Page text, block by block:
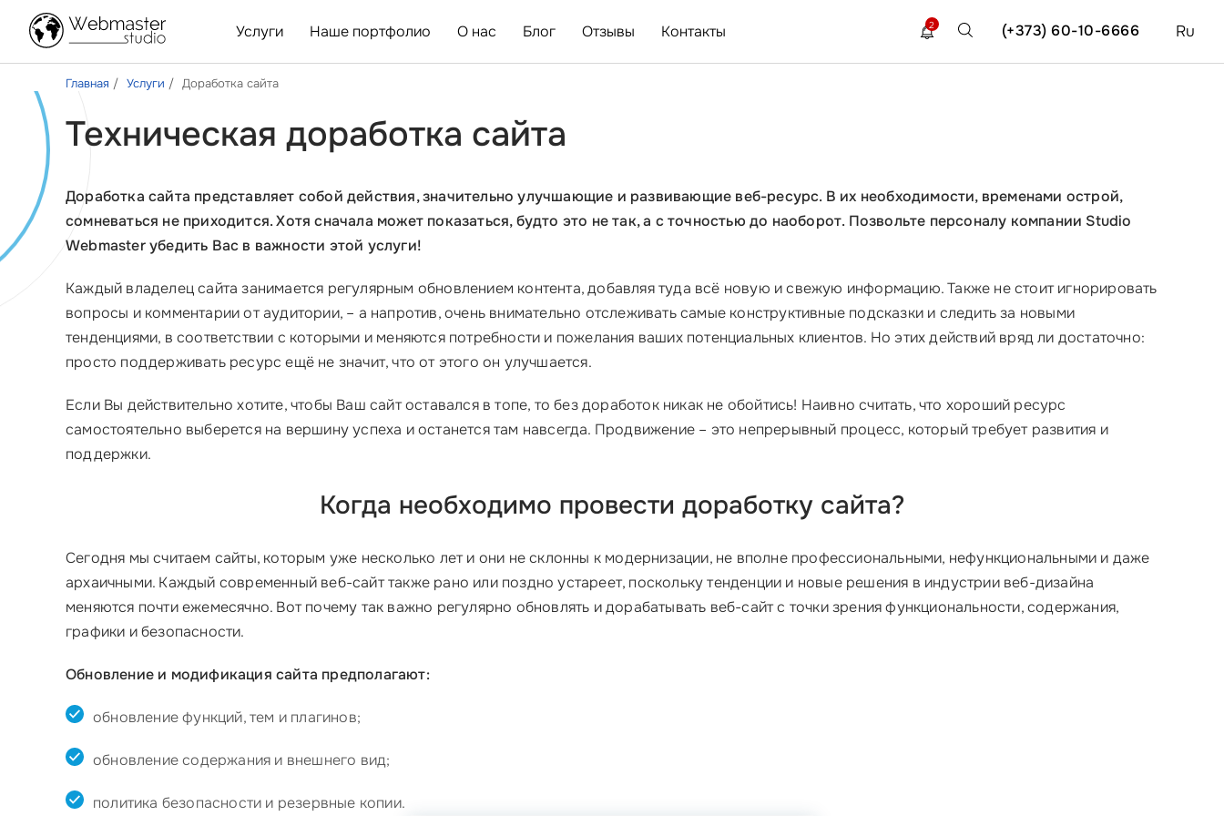
Услуги Наше портфолио О нас Блог Отзывы Контакты Ru
(+373) 60-10-6666
2
Главная Услуги Доработка сайта
Техническая доработка сайта
Доработка сайта представляет собой действия, значительно улучшающие и развивающие веб-ресурс. В их необходимости, временами острой,
сомневаться не приходится. Хотя сначала может показаться, будто это не так, а с точностью до наоборот. Позвольте персоналу компании Studio
Webmaster убедить Вас в важности этой услуги!
Каждый владелец сайта занимается регулярным обновлением контента, добавляя туда всё новую и свежую информацию. Также не стоит игнорировать
вопросы и комментарии от аудитории, – а напротив, очень внимательно отслеживать самые конструктивные подсказки и следить за новыми
тенденциями, в соответствии с которыми и меняются потребности и пожелания ваших потенциальных клиентов. Но этих действий вряд ли достаточно:
просто поддерживать ресурс ещё не значит, что от этого он улучшается.
Если Вы действительно хотите, чтобы Ваш сайт оставался в топе, то без доработок никак не обойтись! Наивно считать, что хороший ресурс
самостоятельно выберется на вершину успеха и останется там навсегда. Продвижение – это непрерывный процесс, который требует развития и
поддержки.
Когда необходимо провести доработку сайта?
Сегодня мы считаем сайты, которым уже несколько лет и они не склонны к модернизации, не вполне профессиональными, нефункциональными и даже
архаичными. Каждый современный веб-сайт также рано или поздно устареет, поскольку тенденции и новые решения в индустрии веб-дизайна
меняются почти ежемесячно. Вот почему так важно регулярно обновлять и дорабатывать веб-сайт с точки зрения функциональности, содержания,
графики и безопасности.
Обновление и модификация сайта предполагают:
обновление функций, тем и плагинов;
обновление содержания и внешнего вид;
политика безопасности и резервные копии.